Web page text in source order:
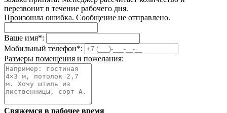
перезвонит в течение рабочего дня.
Произошла ошибка. Сообщение не отправлено.
Ваше имя*:
Мобильный телефон*:
Размеры помещения и пожелания:
Свяжемся в рабочее время